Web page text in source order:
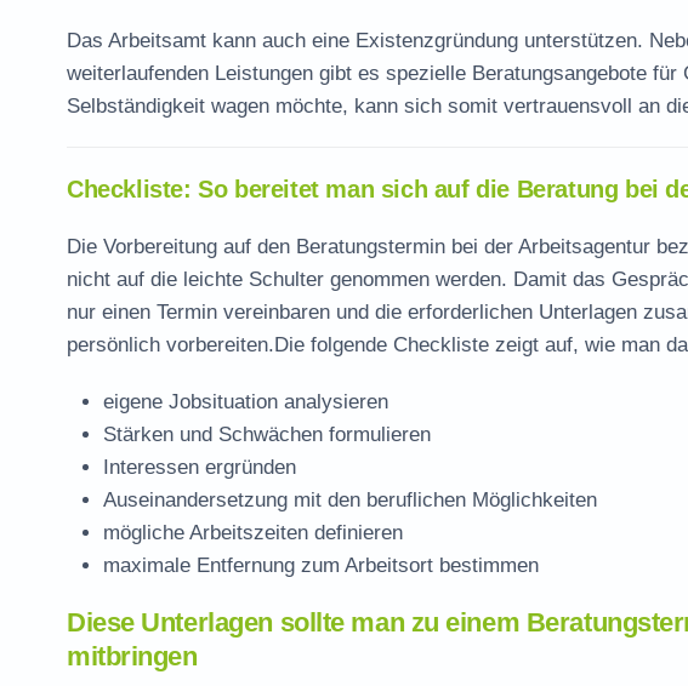
Das Arbeitsamt kann auch eine Existenzgründung unterstützen.
weiterlaufenden Leistungen gibt es spezielle Beratungsangebote
Selbständigkeit wagen möchte, kann sich somit vertrauensvoll an
Checkliste: So bereitet man sich auf die Beratung bei
Die Vorbereitung auf den Beratungstermin bei der Arbeitsagentur
nicht auf die leichte Schulter genommen werden. Damit das
nur einen Termin vereinbaren und die erforderlichen Unterlagen
persönlich vorbereiten.Die folgende Checkliste zeigt auf, wie man
eigene Jobsituation analysieren
Stärken und Schwächen formulieren
Interessen ergründen
Auseinandersetzung mit den beruflichen Möglichkeiten
mögliche Arbeitszeiten definieren
maximale Entfernung zum Arbeitsort bestimmen
Diese Unterlagen sollte man zu einem
mitbringen